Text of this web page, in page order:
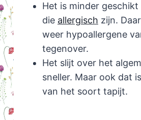
Het is minder
die allergisch zijn.
weer hypoallergene
tegenover.
Het slijt over het
sneller. Maar ook dat
van het soort tapijt.